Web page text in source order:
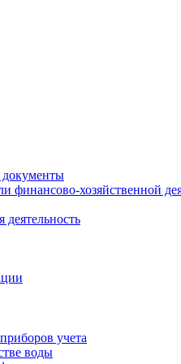
документы
финансово-хозяйственной
учета
воды